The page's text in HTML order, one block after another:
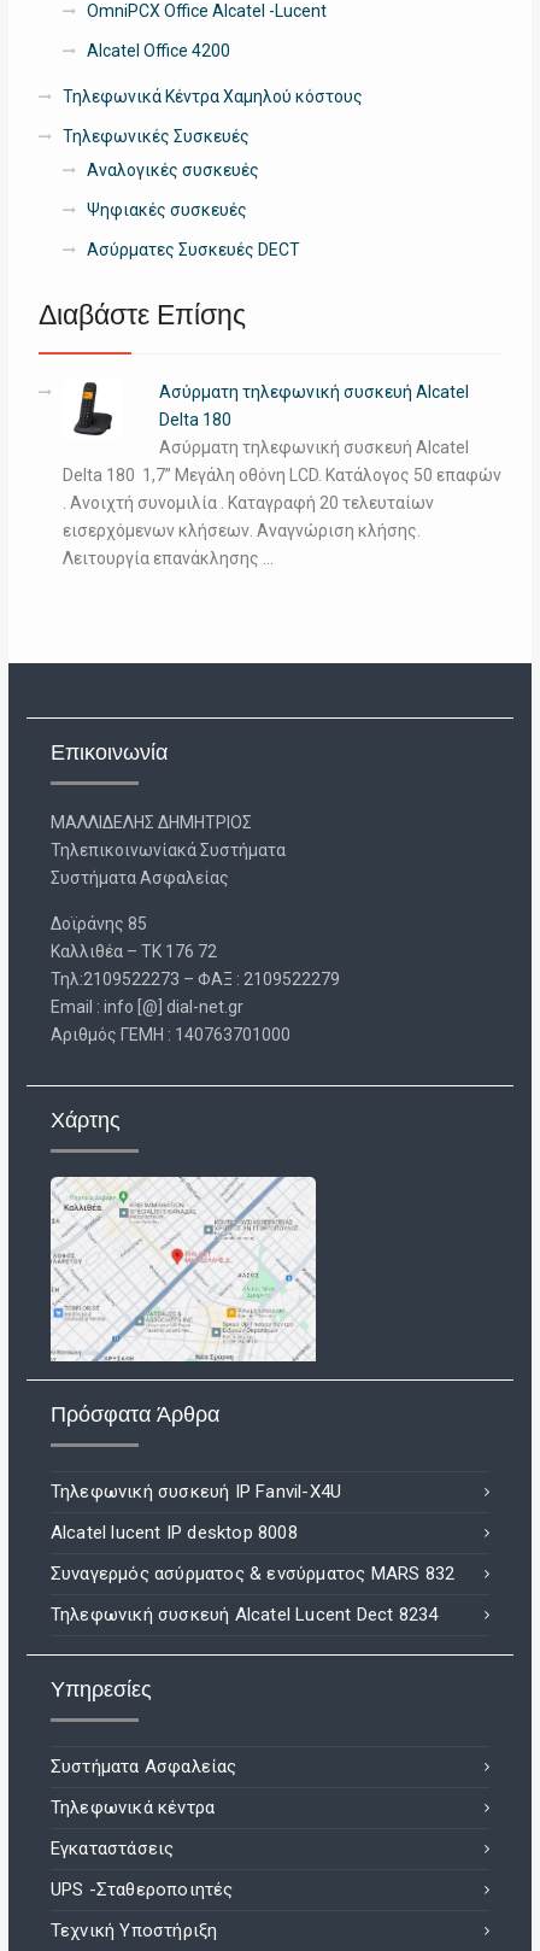
OmniPCX Office Alcatel -Lucent
Alcatel Office 4200
Τηλεφωνικά Κέντρα Χαμηλού κόστους
Τηλεφωνικές Συσκευές
Αναλογικές συσκευές
Ψηφιακές συσκευές
Ασύρματες Συσκευές DECT
Διαβάστε Επίσης
Ασύρματη τηλεφωνική συσκευή Alcatel
Delta 180
Ασύρματη τηλεφωνική συσκευή Alcatel
Delta 180 1,7’’ Μεγάλη οθόνη LCD. Κατάλογος 50 επαφών
. Ανοιχτή συνομιλία . Καταγραφή 20 τελευταίων
εισερχόμενων κλήσεων. Αναγνώριση κλήσης.
Λειτουργία επανάκλησης …
Επικοινωνία
ΜΑΛΛΙΔΕΛΗΣ ΔΗΜΗΤΡΙΟΣ
Τηλεπικοινωνίακά Συστήματα
Συστήματα Ασφαλείας
Δοϊράνης 85
Καλλιθέα – ΤΚ 176 72
Τηλ:2109522273 – ΦΑΞ : 2109522279
Email : info [@] dial-net.gr
Aριθμός ΓΕΜΗ : 140763701000
Χάρτης
Πρόσφατα Άρθρα
Τηλεφωνική συσκευή IP Fanvil-X4U
Alcatel lucent IP desktop 8008
Συναγερμός ασύρματος & ενσύρματος MARS 832
Τηλεφωνική συσκευή Alcatel Lucent Dect 8234
Υπηρεσίες
Συστήματα Ασφαλείας
Τηλεφωνικά κέντρα
Εγκαταστάσεις
UPS -Σταθεροποιητές
Τεχνική Υποστήριξη